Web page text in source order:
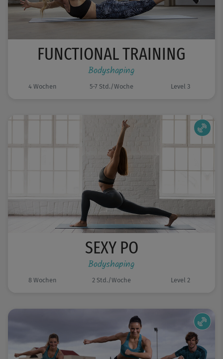
FUNCTIONAL TRAINING
Bodyshaping
4 Wochen 5-7 Std./Woche Level 3
SEXY PO
Bodyshaping
8 Wochen 2 Std./Woche Level 2